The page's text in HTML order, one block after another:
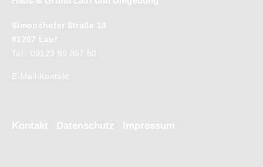
Simonshofer Straße 18
91207 Lauf
Tel.: 09123 99 897 80
E-Mail-Kontakt
Kontakt Datenschutz Impressum